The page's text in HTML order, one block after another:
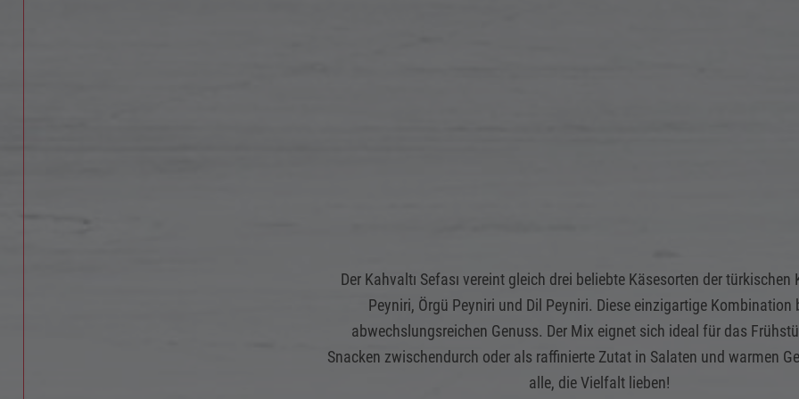
Der Kahvaltı Sefası vereint gleich drei beliebte Käsesorten der türkischen
Peyniri, Örgü Peyniri und Dil Peyniri. Diese einzigartige Kombination
abwechslungsreichen Genuss. Der Mix eignet sich ideal für das
Snacken zwischendurch oder als raffinierte Zutat in Salaten und warmen
alle, die Vielfalt lieben!